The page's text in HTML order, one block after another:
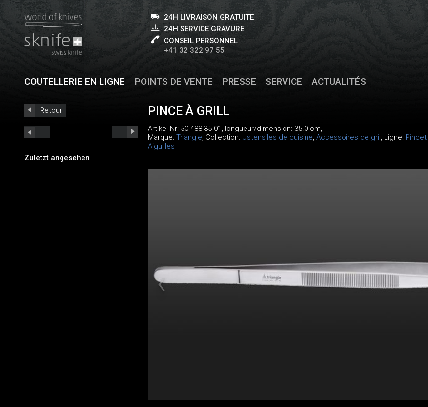
24H LIVRAISON GRATUITE
24H SERVICE GRAVURE
CONSEIL PERSONNEL
+41 32 322 97 55
COUTELLERIE EN LIGNE POINTS DE VENTE PRESSE SERVICE ACTUALITÉS
Retour
Zuletzt angesehen
PINCE À GRILL
Artikel-Nr: 50 488 35 01 , longueur/dimension: 35.0 cm,
Marque: Triangle, Collection: Ustensiles de cuisine, Accessoires de gril, Ligne:
Aiguilles